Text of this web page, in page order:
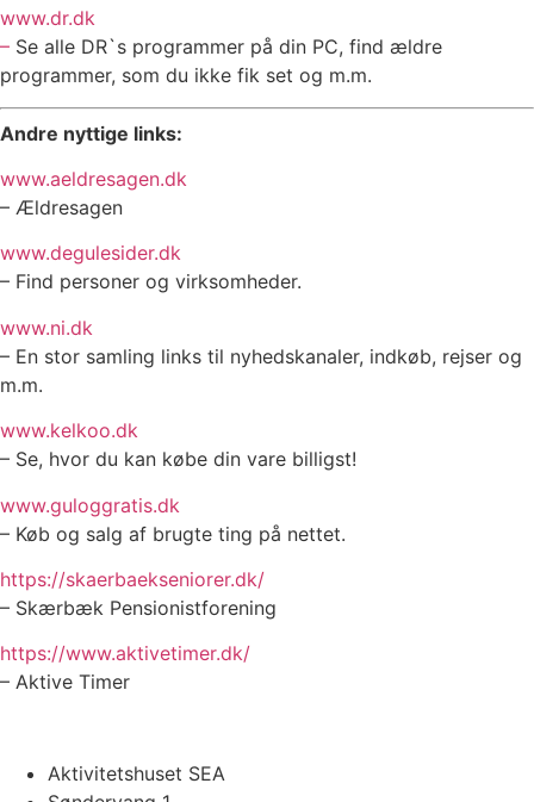
www.dr.dk
– Se alle DR`s programmer på din PC, find ældre
programmer, som du ikke fik set og m.m.
Andre nyttige links:
www.aeldresagen.dk
– Ældresagen
www.degulesider.dk
– Find personer og virksomheder.
www.ni.dk
– En stor samling links til nyhedskanaler, indkøb, rejser og
m.m.
www.kelkoo.dk
– Se, hvor du kan købe din vare billigst!
www.guloggratis.dk
– Køb og salg af brugte ting på nettet.
https://skaerbaekseniorer.dk/
– Skærbæk Pensionistforening
https://www.aktivetimer.dk/
– Aktive Timer
Aktivitetshuset SEA